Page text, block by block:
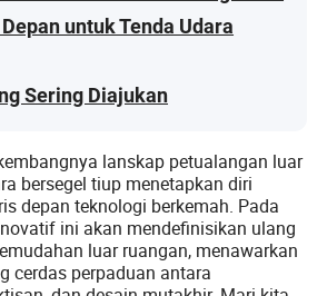
untuk Tenda Udara
Sering Diajukan
lanskap petualangan luar
bersegel tiup menetapkan diri
depan teknologi berkemah. Pada
ini akan mendefinisikan ulang
luar ruangan, menawarkan
cerdas perpaduan antara